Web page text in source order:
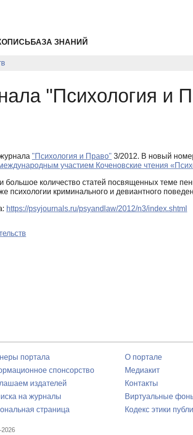
БАЗА ЗНАНИЙ
"Психология и
"Психология и Право" 3/2012. В новый
участием Коченовские чтения
количество статей посвященных теме
психологии криминального и девиантного
https://psyjournals.ru/psyandlaw/2012/n3/index.shtml
портала
спонсорство
издателей
на журналы
страница
О портале
Медиакит
Контакты
Виртуальные
Кодекс этики